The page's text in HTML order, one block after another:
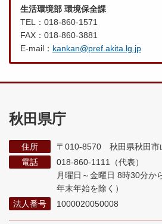
生活環境部 環境保全課
TEL：018-860-1571
FAX：018-860-3881
E-mail： kankan@pref.akita.lg.jp
秋田県庁
住所
〒010-8570 秋田県秋田市
電話
018-860-1111（代表）
月曜日～金曜日 8時30分か
年末年始を除く）
法人番号
1000020050008